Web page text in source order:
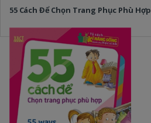
55 Cách Để Chọn Trang Phục Phù Hợp